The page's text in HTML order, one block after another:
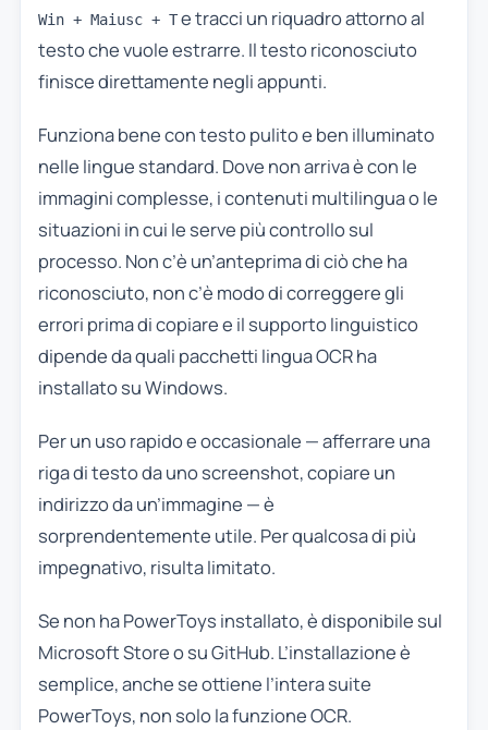
Win + Maiusc + Te tracci un riquadro attorno al
testo che vuole estrarre. Il testo riconosciuto
finisce direttamente negli appunti.
Funziona bene con testo pulito e ben illuminato
nelle lingue standard. Dove non arriva è con le
immagini complesse, i contenuti multilingua o le
situazioni in cui le serve più controllo sul
processo. Non c’è un’anteprima di ciò che ha
riconosciuto, non c’è modo di correggere gli
errori prima di copiare e il supporto linguistico
dipende da quali pacchetti lingua OCR ha
installato su Windows.
Per un uso rapido e occasionale — afferrare una
riga di testo da uno screenshot, copiare un
indirizzo da un’immagine — è
sorprendentemente utile. Per qualcosa di più
impegnativo, risulta limitato.
Se non ha PowerToys installato, è disponibile sul
Microsoft Store o su GitHub. L’installazione è
semplice, anche se ottiene l’intera suite
PowerToys, non solo la funzione OCR.